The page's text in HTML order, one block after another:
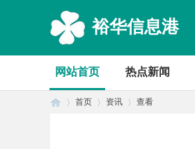
裕华信息港
网站首页 热点新闻
首页 资讯 查看